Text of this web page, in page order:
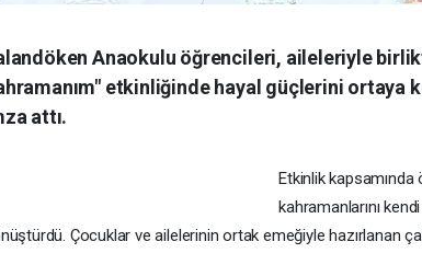
Anaokulu öğrencileri, aileleriyle
etkinliğinde hayal güçlerini ortaya
attı.
Etkinlik kapsamında
kahramanlarını
Çocuklar ve ailelerinin ortak emeğiyle hazırlanan